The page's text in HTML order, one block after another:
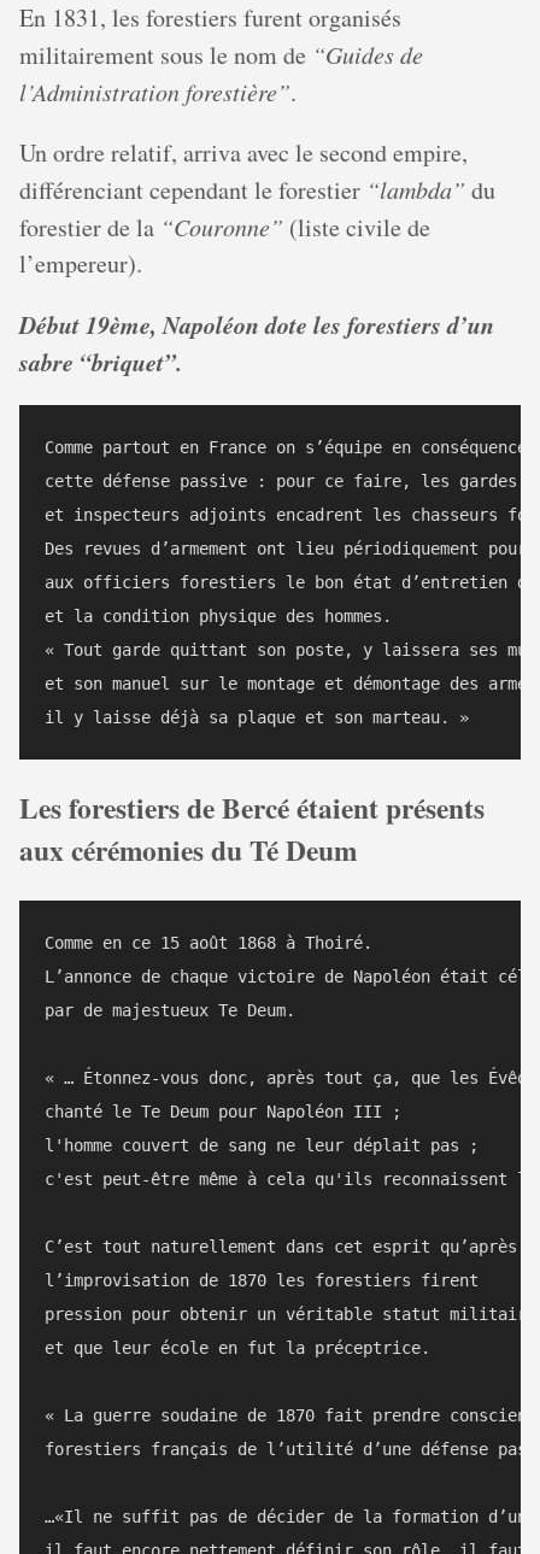
En 1831, les forestiers furent organisés
militairement sous le nom de “Guides de
l’Administration forestière”.
Un ordre relatif, arriva avec le second empire,
différenciant cependant le forestier “lambda” du
forestier de la “Couronne” (liste civile de
l’empereur).
Début 19ème, Napoléon dote les forestiers d’un
sabre “briquet”.
Comme partout en France on s’équipe en
cette défense passive : pour ce faire, les gardes
et inspecteurs adjoints encadrent les chasseurs
Des revues d’armement ont lieu périodiquement pour
aux officiers forestiers le bon état d’entretien
et la condition physique des hommes.
« Tout garde quittant son poste, y laissera ses
et son manuel sur le montage et démontage des armes
Les forestiers de Bercé étaient présents
aux cérémonies du Té Deum
Comme en ce 15 août 1868 à Thoiré.
L’annonce de chaque victoire de Napoléon était
par de majestueux Te Deum.
« … Étonnez-vous donc, après tout ça, que les
chanté le Te Deum pour Napoléon III ;
l'homme couvert de sang ne leur déplait pas ;
c'est peut-être même à cela qu'ils reconnaissent
C’est tout naturellement dans cet esprit qu’après
l’improvisation de 1870 les forestiers firent
pression pour obtenir un véritable statut
et que leur école en fut la préceptrice.
« La guerre soudaine de 1870 fait prendre
forestiers français de l’utilité d’une défense
…«Il ne suffit pas de décider de la formation